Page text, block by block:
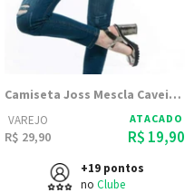
Camiseta Joss Mescla Caveira Charuto
VAREJO
R$ 29,90
ATACADO
R$ 19,90
+19 pontos
no Clube